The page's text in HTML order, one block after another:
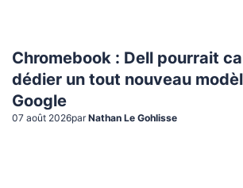
Chromebook : Dell pourrait
dédier un tout nouveau
Google
07 août 2026par Nathan Le Gohlisse